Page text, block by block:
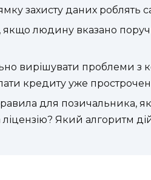
захисту даних роблять
людину вказано
вирішувати проблеми з
кредиту уже
для позичальника,
ліцензію? Який алгоритм